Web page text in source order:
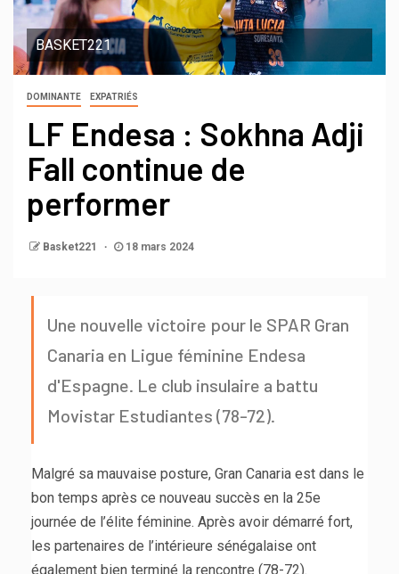
BASKET221
DOMINANTE EXPATRIÉS
LF Endesa : Sokhna Adji
Fall continue de
performer
Basket221 18 mars 2024
Une nouvelle victoire pour le SPAR Gran
Canaria en Ligue féminine Endesa
d'Espagne. Le club insulaire a battu
Movistar Estudiantes (78-72).
Malgré sa mauvaise posture, Gran Canaria est dans le
bon temps après ce nouveau succès en la 25e
journée de l’élite féminine. Après avoir démarré fort,
les partenaires de l’intérieure sénégalaise ont
également bien terminé la rencontre (78-72).